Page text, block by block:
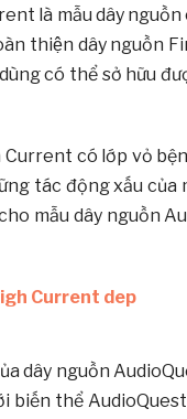
là mẫu dây
thiện dây nguồn
có thể sở hữu
có lớp vỏ
tác động xấu
mẫu dây nguồn
dây nguồn
biến thể